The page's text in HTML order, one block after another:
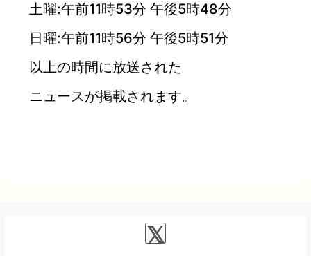
土曜:午前11時53分 午後5時48分
日曜:午前11時56分 午後5時51分
以上の時間に放送された
ニュースが掲載されます。